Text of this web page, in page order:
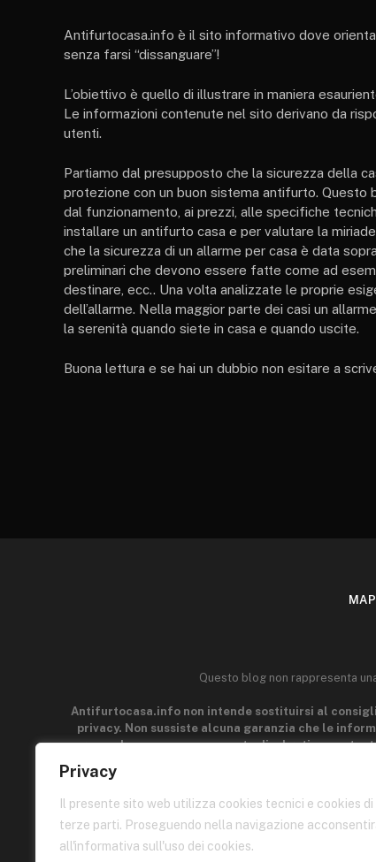
Privacy
Il presente sito web utilizza cookies tecnici e cookies di
terze parti. Proseguendo nella navigazione
all'informativa sull'uso dei cookies.
Antifurtocasa.info è il sito informativo dove
senza farsi “dissanguare”!
L’obiettivo è quello di illustrare in maniera
Le informazioni contenute nel sito derivano da
utenti.
Partiamo dal presupposto che la sicurezza della
protezione con un buon sistema antifurto. Questo
dal funzionamento, ai prezzi, alle specifiche
installare un antifurto casa e per valutare la
che la sicurezza di un allarme per casa è data
preliminari che devono essere fatte come ad
destinare, ecc.. Una volta analizzate le proprie
dell’allarme. Nella maggior parte dei casi un
la serenità quando siete in casa e quando uscite.
Buona lettura e se hai un dubbio non esitare a
Questo blog non rappresenta
Antifurtocasa.info non intende sostituirsi al
privacy. Non sussiste alcuna garanzia che le
generale e a scopo puramente divulgativo,
acquisire la manualità e l'esperienza indispensabili
parti connesse a Antifurtocasa.info può esser